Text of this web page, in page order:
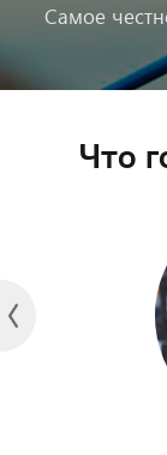
Самое
Что